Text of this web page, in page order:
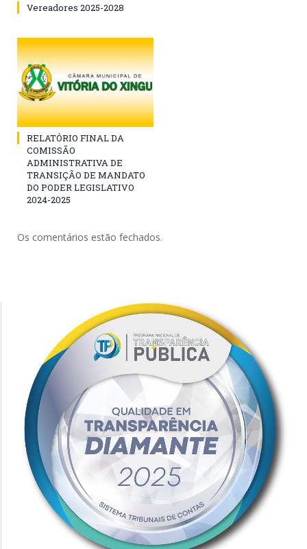
Vereadores 2025-2028
RELATÓRIO FINAL DA
COMISSÃO
ADMINISTRATIVA DE
TRANSIÇÃO DE MANDATO
DO PODER LEGISLATIVO
2024-2025
Os comentários estão fechados.